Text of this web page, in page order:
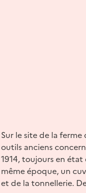
Sur le site de la
outils anciens
1914, toujours en
même époque, un
et de la tonnellerie.